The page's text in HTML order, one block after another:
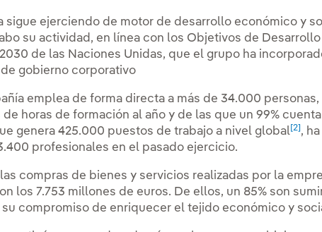
sigue ejerciendo de motor de desarrollo económico y
su actividad, en línea con los Objetivos de
de las Naciones Unidas, que el grupo ha
gobierno corporativo
emplea de forma directa a más de 34.000 personas,
horas de formación al año y de las que un 99%
genera 425.000 puestos de trabajo a nivel global[2] ,
profesionales en el pasado ejercicio.
las compras de bienes y servicios realizadas por la
los 7.753 millones de euros. De ellos, un 85% son
compromiso de enriquecer el tejido económico y